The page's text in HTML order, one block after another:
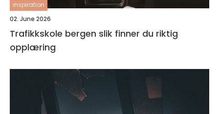
inspiration
02. June 2026
Trafikkskole bergen slik finner du riktig
opplæring